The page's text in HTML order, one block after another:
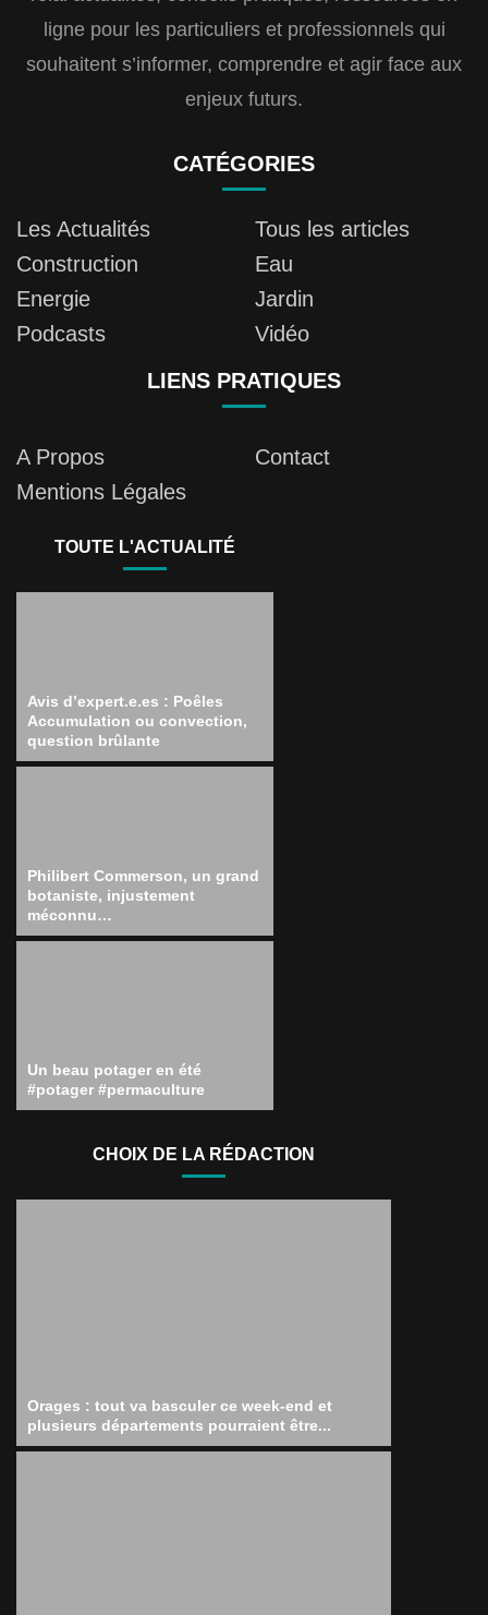
ligne pour les particuliers et professionnels qui
souhaitent s’informer, comprendre et agir face aux
enjeux futurs.
CATÉGORIES
Les Actualités
Tous les articles
Construction
Eau
Energie
Jardin
Podcasts
Vidéo
LIENS PRATIQUES
A Propos
Contact
Mentions Légales
TOUTE L'ACTUALITÉ
Avis d’expert.e.es : Poêles
Accumulation ou convection,
question brûlante
Philibert Commerson, un grand
botaniste, injustement
méconnu…
Un beau potager en été
#potager #permaculture
CHOIX DE LA RÉDACTION
Orages : tout va basculer ce week-end et
plusieurs départements pourraient être...